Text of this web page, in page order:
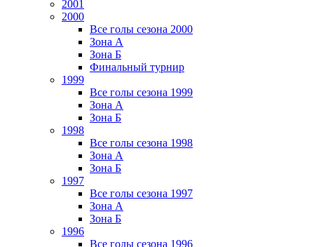
2001
2000
Все голы сезона 2000
Зона А
Зона Б
Финальный турнир
1999
Все голы сезона 1999
Зона А
Зона Б
1998
Все голы сезона 1998
Зона А
Зона Б
1997
Все голы сезона 1997
Зона А
Зона Б
1996
Все голы сезона 1996